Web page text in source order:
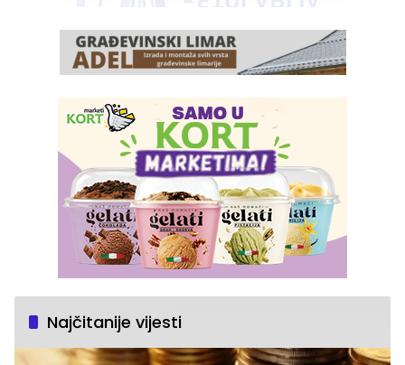
Najčitanije vijesti